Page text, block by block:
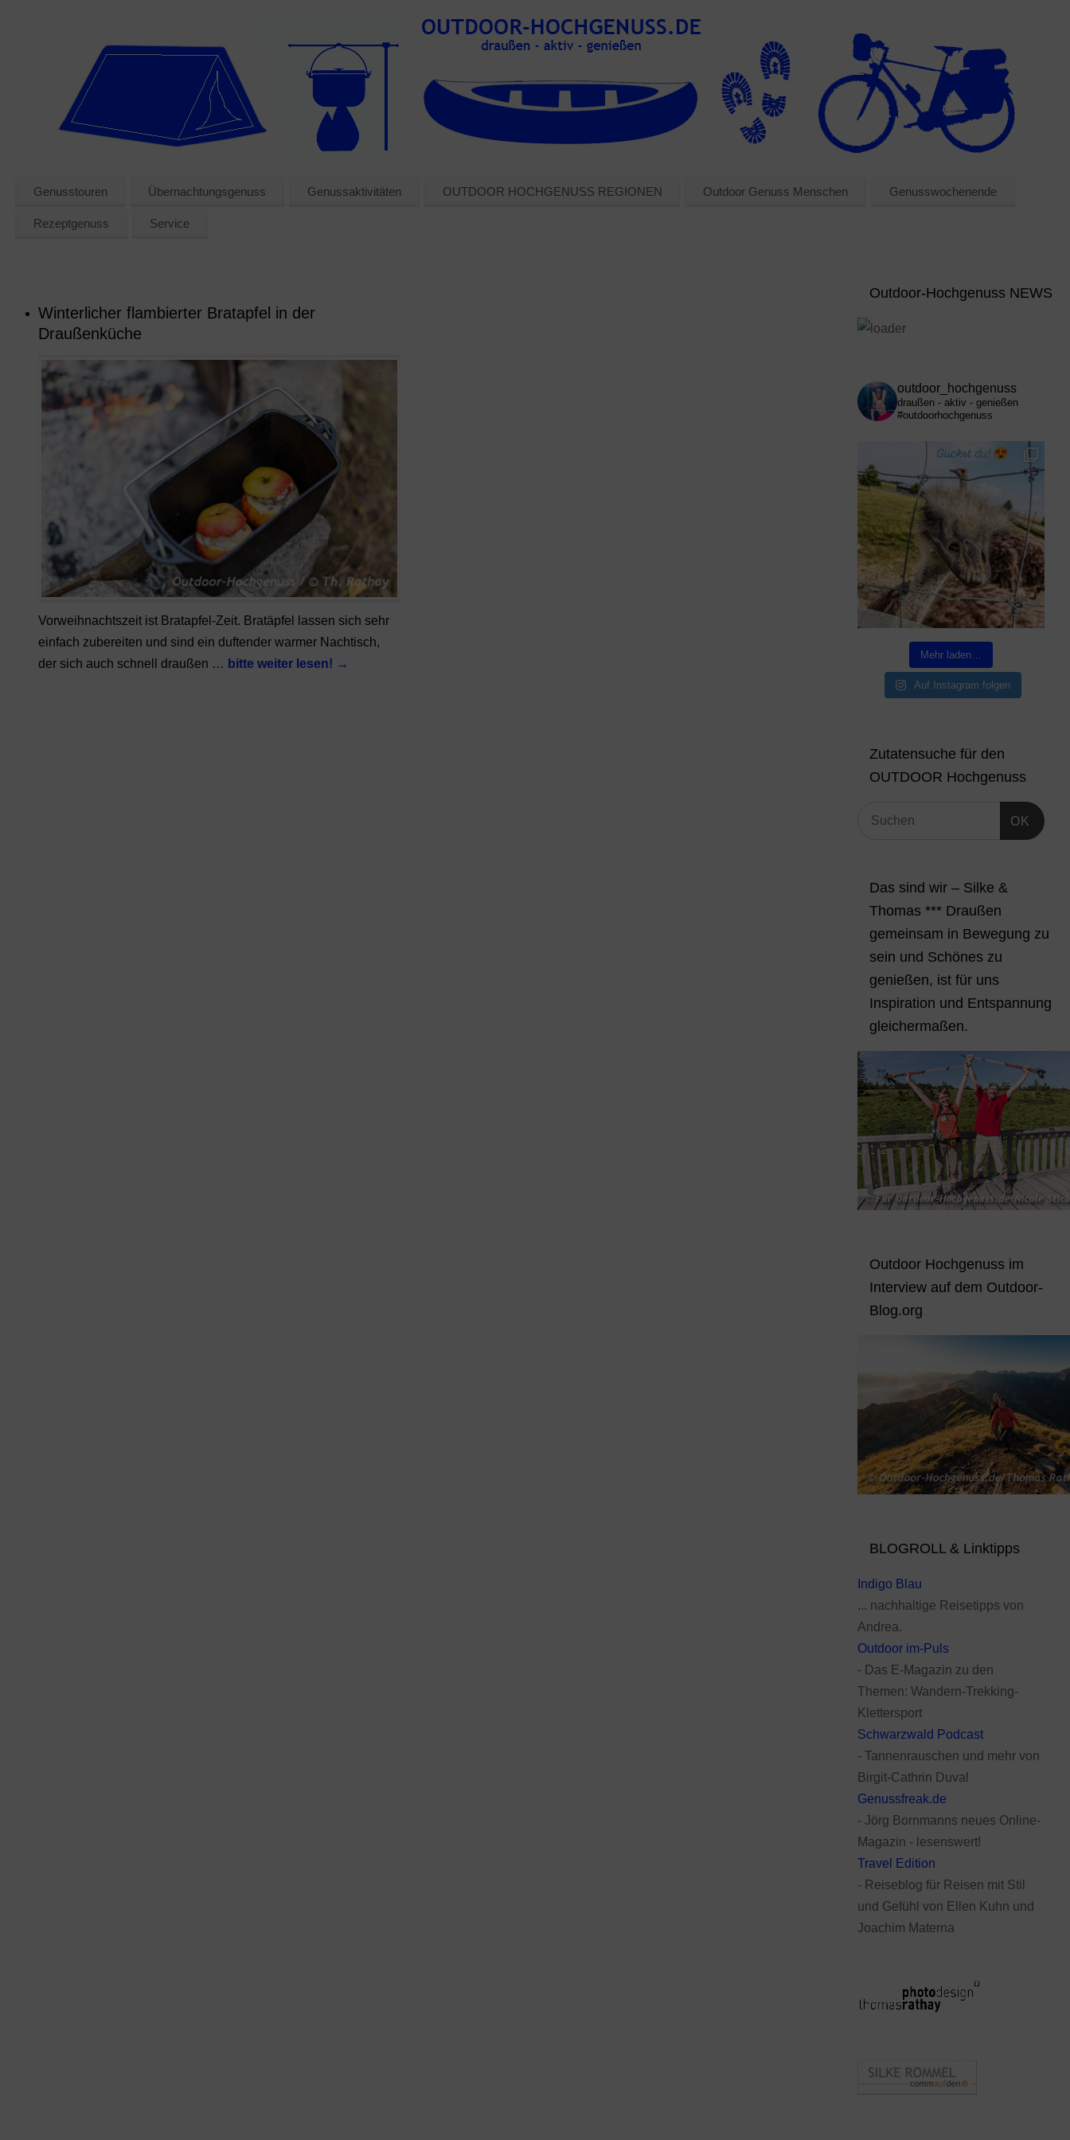
Genusstouren Übernachtungsgenuss Genussaktivitäten OUTDOOR HOCHGENUSS REGIONEN Outdoor Genuss Menschen Genusswochenende
Rezeptgenuss Service
Winterlicher flambierter Bratapfel in der
Draußenküche
Vorweihnachtszeit ist Bratapfel-Zeit. Bratäpfel lassen sich sehr
einfach zubereiten und sind ein duftender warmer Nachtisch,
der sich auch schnell draußen … bitte weiter lesen! →
Outdoor-Hochgenuss NEWS
outdoor_hochgenuss
draußen - aktiv - genießen
#outdoorhochgenuss
Mehr laden…
Auf Instagram folgen
Zutatensuche für den
OUTDOOR Hochgenuss
OK
Das sind wir – Silke &
Thomas *** Draußen
gemeinsam in Bewegung zu
sein und Schönes zu
genießen, ist für uns
Inspiration und Entspannung
gleichermaßen.
Outdoor Hochgenuss im
Interview auf dem Outdoor-
Blog.org
BLOGROLL & Linktipps
Indigo Blau
... nachhaltige Reisetipps von
Andrea.
Outdoor im-Puls
- Das E-Magazin zu den
Themen: Wandern-Trekking-
Klettersport
Schwarzwald Podcast
- Tannenrauschen und mehr von
Birgit-Cathrin Duval
Genussfreak.de
- Jörg Bornmanns neues Online-
Magazin - lesenswert!
Travel Edition
- Reiseblog für Reisen mit Stil
und Gefühl von Ellen Kuhn und
Joachim Materna